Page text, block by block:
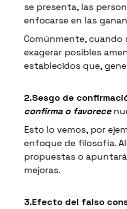
se presenta, las
enfocarse en las
Comúnmente,
exagerar posibles
establecidos que,
2.Sesgo de
confirma o favorece
Esto lo vemos, por
enfoque de filosofía.
propuestas o
mejoras.
3.Efecto del falso